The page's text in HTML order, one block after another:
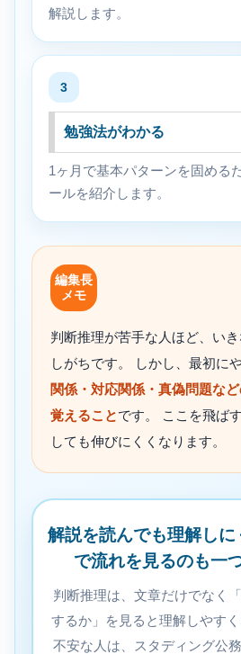
解説します。
3
勉強法がわかる
1ヶ月で基本パターンを固める
ールを紹介します。
編集長
メモ
判断推理が苦手な人ほど、い
しがちです。 しかし、最初に
関係・対応関係・真偽問題な
覚えることです。 ここを飛ば
しても伸びにくくなります。
解説を読んでも理解し
で流れを見るのも一
判断推理は、文章だけでなく
するか」を見ると理解しやす
不安な人は、スタディング公